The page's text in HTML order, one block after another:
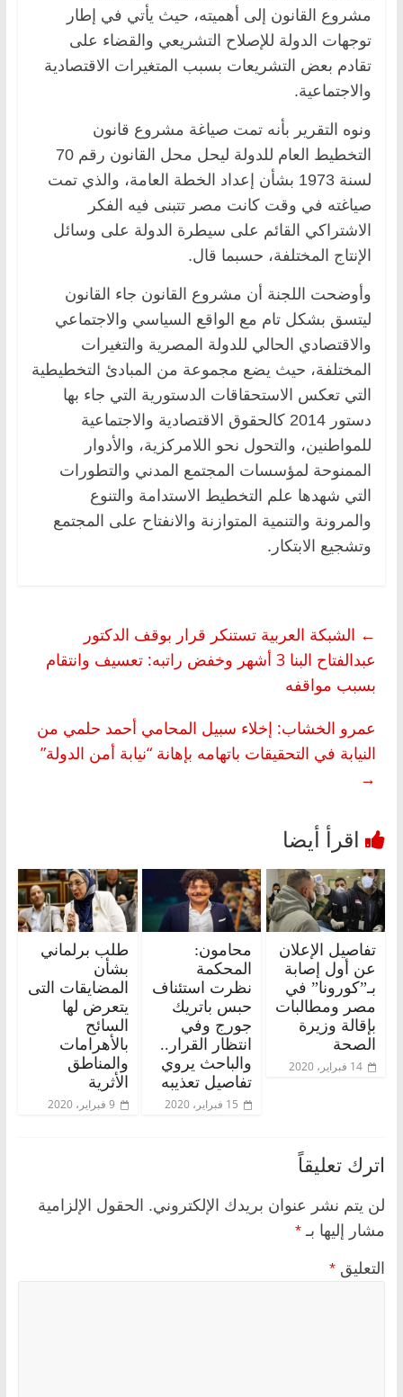
مشروع القانون إلى أهميته، حيث يأتي في إطار
توجهات الدولة للإصلاح التشريعي والقضاء على
تقادم بعض التشريعات بسبب المتغيرات الاقتصادية
والاجتماعية.
ونوه التقرير بأنه تمت صياغة مشروع قانون
التخطيط العام للدولة ليحل محل القانون رقم 70
لسنة 1973 بشأن إعداد الخطة العامة، والذي تمت
صياغته في وقت كانت مصر تتبنى فيه الفكر
الاشتراكي القائم على سيطرة الدولة على وسائل
الإنتاج المختلفة، حسبما قال.
وأوضحت اللجنة أن مشروع القانون جاء القانون
ليتسق بشكل تام مع الواقع السياسي والاجتماعي
والاقتصادي الحالي للدولة المصرية والتغيرات
المختلفة، حيث يضع مجموعة من المبادئ التخطيطية
التي تعكس الاستحقاقات الدستورية التي جاء بها
دستور 2014 كالحقوق الاقتصادية والاجتماعية
للمواطنين، والتحول نحو اللامركزية، والأدوار
الممنوحة لمؤسسات المجتمع المدني والتطورات
التي شهدها علم التخطيط الاستدامة والتنوع
والمرونة والتنمية المتوازنة والانفتاح على المجتمع
وتشجيع الابتكار.
← الشبكة العربية تستنكر قرار بوقف الدكتور
عبدالفتاح البنا 3 أشهر وخفض راتبه: تعسيف وانتقام
بسبب مواقفه
عمرو الخشاب: إخلاء سبيل المحامي أحمد حلمي من
النيابة في التحقيقات باتهامه بإهانة “نيابة أمن الدولة”
→
تفاصيل الإعلان
عن أول إصابة
بـ”كورونا” في
مصر ومطالبات
بإقالة وزيرة
الصحة
14 فبراير، 2020
محامون:
المحكمة
نظرت استئناف
حبس باتريك
جورج وفي
انتظار القرار..
والباحث يروي
تفاصيل تعذيبه
15 فبراير، 2020
طلب برلماني
بشأن
المضايقات التى
يتعرض لها
السائح
بالأهرامات
والمناطق
الأثرية
9 فبراير، 2020
اترك تعليقاً
لن يتم نشر عنوان بريدك الإلكتروني. الحقول الإلزامية
مشار إليها بـ *
التعليق *